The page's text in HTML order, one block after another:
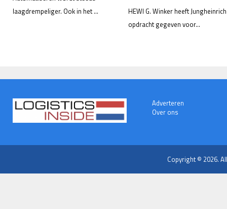
laagdrempeliger. Ook in het ...
HEWI G. Winker heeft Jungheinrich
opdracht gegeven voor...
Adverteren
Over ons
Copyright © 2026.